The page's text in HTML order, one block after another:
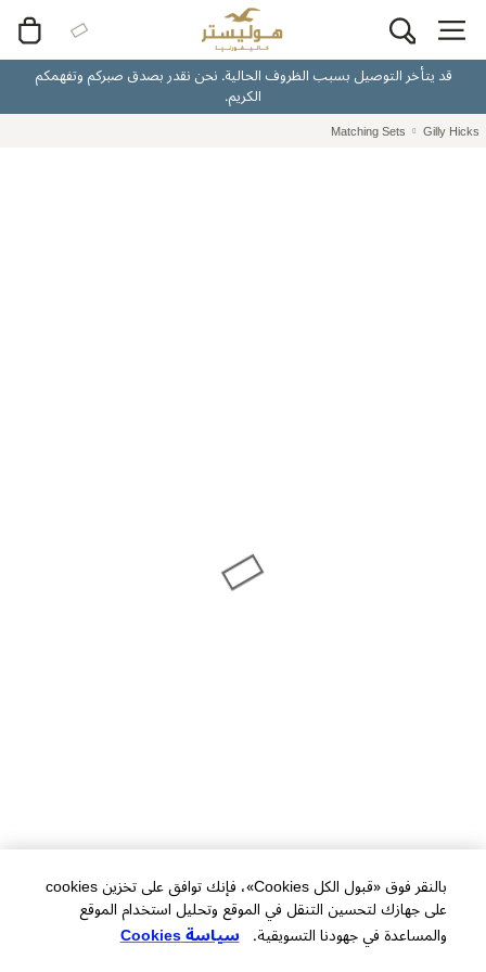
بالنقر فوق «قبول الكل Cookies»، فإنك توافق على تخزين cookies
على جهازك لتحسين التنقل في الموقع وتحليل استخدام الموقع
والمساعدة في جهودنا التسويقية. سياسة Cookies
قد يتأخر التوصيل بسبب الظروف الحالية. نحن نقدر بصدق صبركم وتفهمكم
الكريم.
Gilly Hicks
Matching Sets